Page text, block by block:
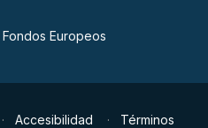
Europeos
Accesibilidad Términos